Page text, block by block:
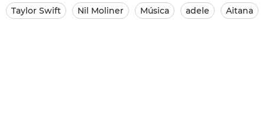
Taylor Swift Nil Moliner Música adele Aitana